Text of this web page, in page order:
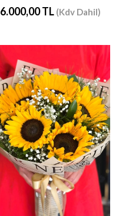
6.000,00 TL (Kdv Dahil)